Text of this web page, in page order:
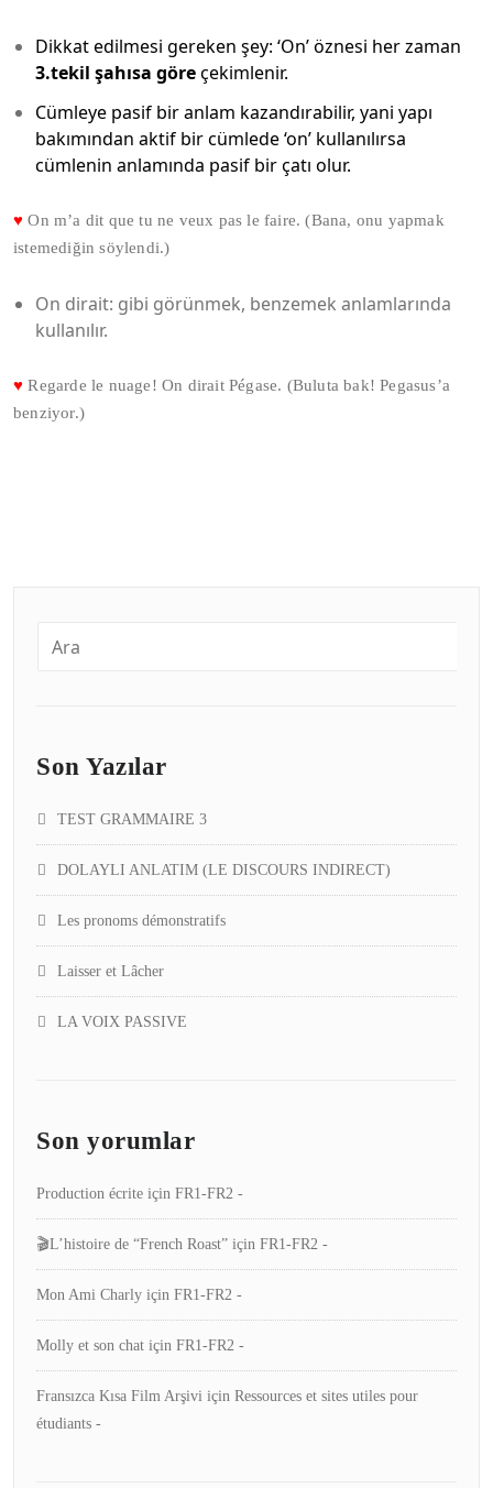
Dikkat edilmesi gereken şey: ‘On’ öznesi her zaman
3.tekil şahısa göreçekimlenir.
Cümleye pasif bir anlam kazandırabilir, yani yapı
bakımından aktif bir cümlede ‘on’ kullanılırsa
cümlenin anlamında pasif bir çatı olur.
♥ On m’a dit que tu ne veux pas le faire. (Bana, onu yapmak
istemediğin söylendi.)
On dirait: gibi görünmek, benzemek anlamlarında
kullanılır.
♥ Regarde le nuage! On dirait Pégase. (Buluta bak! Pegasus’a
benziyor.)
Son Yazılar
TEST GRAMMAIRE 3
DOLAYLI ANLATIM (LE DISCOURS INDIRECT)
Les pronoms démonstratifs
Laisser et Lâcher
LA VOIX PASSIVE
Son yorumlar
Production écrite için FR1-FR2 -
🎬L’histoire de “French Roast” için FR1-FR2 -
Mon Ami Charly için FR1-FR2 -
Molly et son chat için FR1-FR2 -
Fransızca Kısa Film Arşivi için Ressources et sites utiles pour
étudiants -